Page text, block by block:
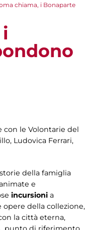
chiama, i Bonaparte
con le Volontarie del
Ludovica Ferrari,
della famiglia
e
incursioni a
della collezione,
la città eterna,